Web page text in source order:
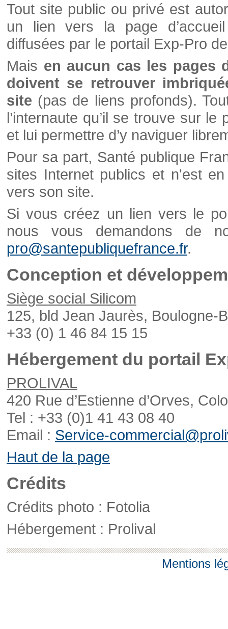
Tout site public ou privé est
un lien vers la page
diffusées par le portail Exp-Pro
Mais en aucun cas les pages
doivent se retrouver
site (pas de liens profonds).
l’internaute qu’il se trouve sur
et lui permettre d’y naviguer
Pour sa part, Santé publique
sites Internet publics et n'est
vers son site.
Si vous créez un lien vers le
nous vous demandons de
pro@santepubliquefrance.fr.
Conception et
Siège social Silicom
125, bld Jean Jaurès, Boulogne-
+33 (0) 1 46 84 15 15
Hébergement du portail
PROLIVAL
420 Rue d’Estienne d’Orves,
Tel : +33 (0)1 41 43 08 40
Email : Service-
Haut de la page
Crédits
Crédits photo : Fotolia
Hébergement : Prolival
Mentions